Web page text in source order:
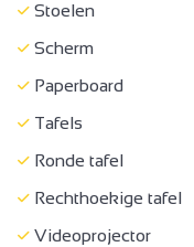
Volpension
Ontbijt op de kamer
Ontbijt
Banket
Picknickmanden
Afhaalmaaltijden/
Restauratie kinderen
Stoelen
Scherm
Paperboard
Tafels
Ronde tafel
Rechthoekige tafel
Videoprojector